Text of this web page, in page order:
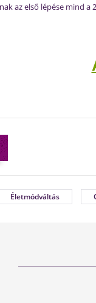
az első lépése mind a
Életmódváltás